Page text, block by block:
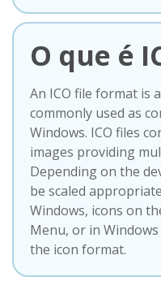
O que é
An ICO file format is
commonly used as
Windows. ICO files
images providing
Depending on the
be scaled
Windows, icons on
Menu, or in
the icon format.